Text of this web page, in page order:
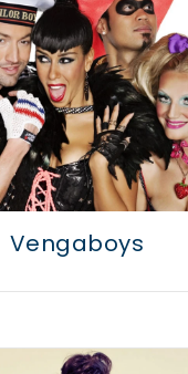
Vengaboys